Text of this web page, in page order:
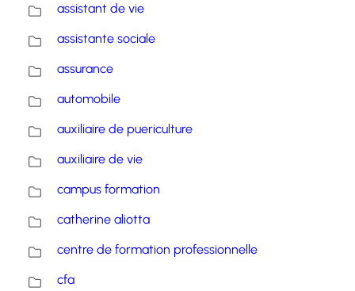
assistant de vie
assistante sociale
assurance
automobile
auxiliaire de puericulture
auxiliaire de vie
campus formation
catherine aliotta
centre de formation professionnelle
cfa